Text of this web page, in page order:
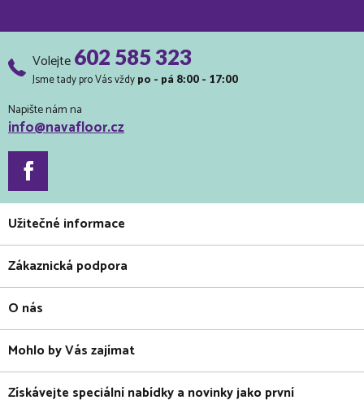
Volejte602 585 323
Jsme tady pro Vás vždy po - pá 8:00 - 17:00
Napište nám na
info@navafloor.cz
Užitečné informace
Zákaznická podpora
O nás
Mohlo by Vás zajímat
Získávejte speciální nabídky a novinky jako první